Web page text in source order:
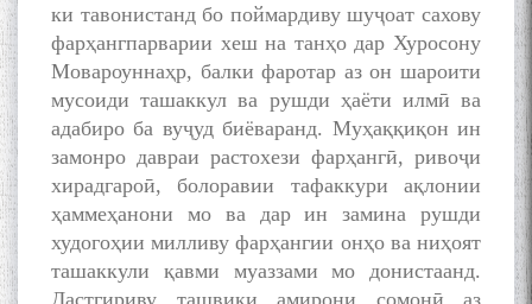
ки тавонистанд бо поймардиву шуҷоат сахову
фарҳангпарварии хеш на танҳо дар Хуросону
Мовароуннаҳр, балки фаротар аз он шароити
мусоиди ташаккул ва рушди ҳаёти илмӣ ва
адабиро ба вуҷуд биёваранд. Муҳаққиқон ин
замонро давраи растохези фарҳангӣ, ривоҷи
хирадгароӣ, болоравии тафаккури ақлонии
ҳаммеҳанони мо ва дар ин замина рушди
худогоҳии милливу фарҳангии онҳо ва ниҳоят
ташаккули қавми муаззами мо донистаанд.